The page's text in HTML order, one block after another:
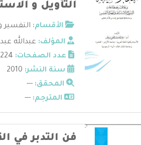
التأويل و
الأقسام: التفسير
المؤلف: عبدالله
عدد الصفحات:
سنة النشر:
المحقق: ---
المترجم: ---
فن التدبر في